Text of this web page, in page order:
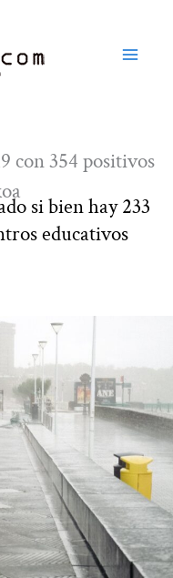
con 354 positivos
si bien hay 233
educativos